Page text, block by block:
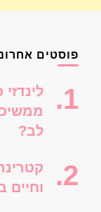
פוסטים
לב?
וחיים